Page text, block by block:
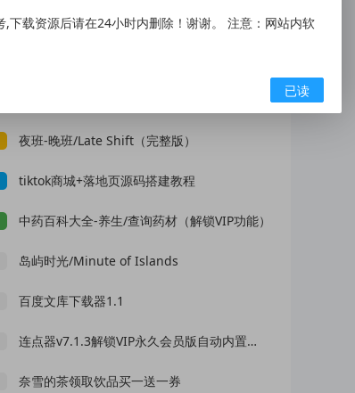
夜班-晚班/Late Shift（完整版）
tiktok商城+落地页源码搭建教程
中药百科大全-养生/查询药材（解锁VIP功能）
岛屿时光/Minute of Islands
百度文库下载器1.1
连点器v7.1.3解锁VIP永久会员版自动内置多脚本
奈雪的茶领取饮品买一送一券
载资源后请在24小时内删除！谢谢。 注意：网站内软
已读